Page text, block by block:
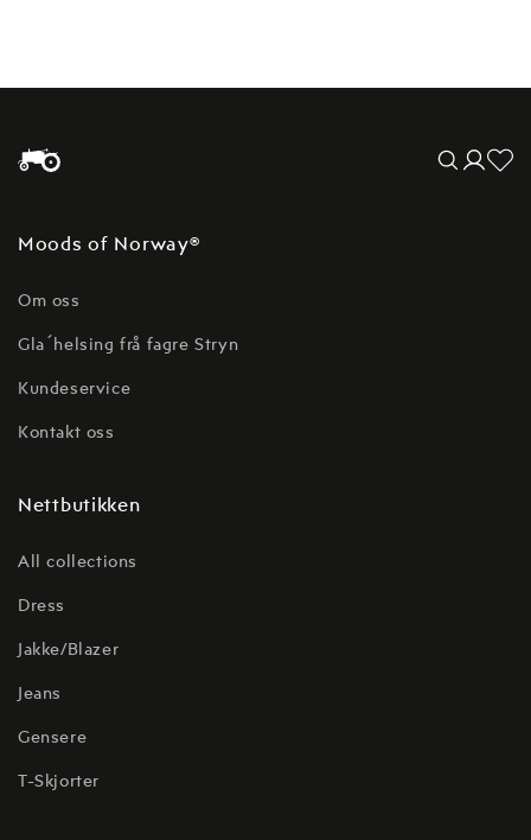
Logg
inn
Translation
Moods of Norway®
Om oss
Gla´helsing frå fagre Stryn
Kundeservice
Kontakt oss
Nettbutikken
All collections
Dress
Jakke/Blazer
Jeans
Gensere
T-Skjorter